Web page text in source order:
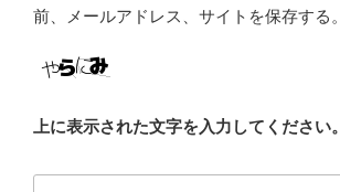
前、メールアドレス、サイトを保存する。
上に表示された文字を入力してください。